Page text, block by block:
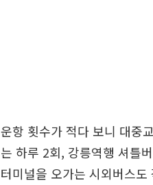
운항 횟수가 적다 보니 대중
는 하루 2회, 강릉역행 셔틀
터미널을 오가는 시외버스